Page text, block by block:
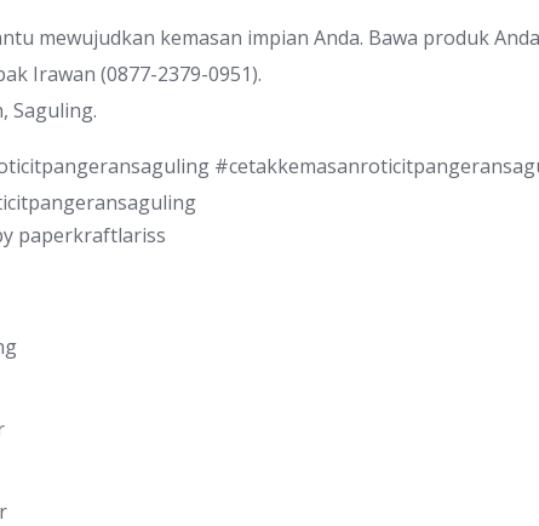
mewujudkan kemasan impian Anda. Bawa produk
Irawan (0877-2379-0951).
Saguling.
paperkraftlariss